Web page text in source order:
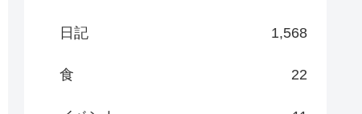
日記 1,568
食 22